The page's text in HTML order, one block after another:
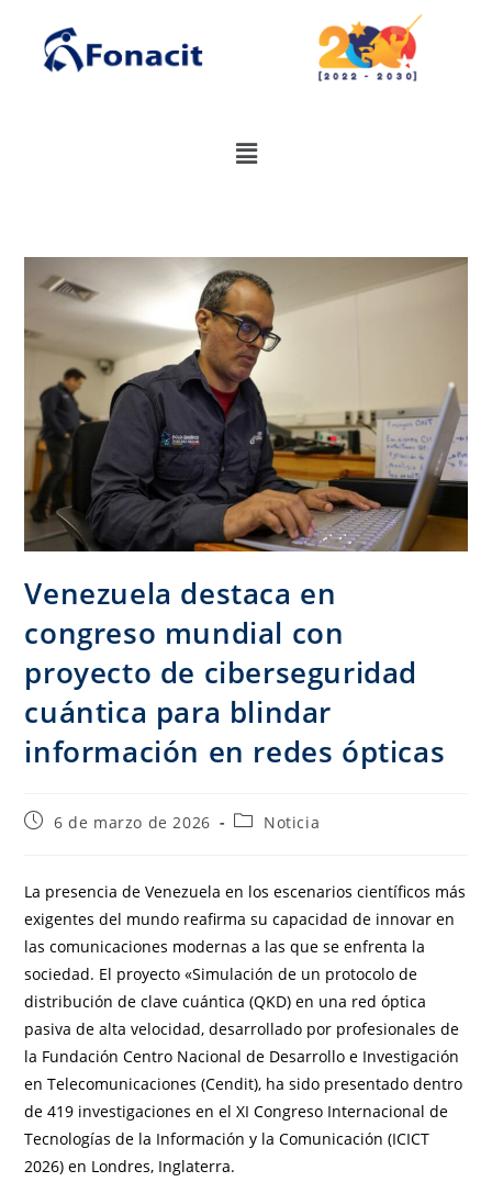
Venezuela destaca en
congreso mundial con
proyecto de ciberseguridad
cuántica para blindar
información en redes ópticas
6 de marzo de 2026 Noticia
La presencia de Venezuela en los escenarios científicos más
exigentes del mundo reafirma su capacidad de innovar en
las comunicaciones modernas a las que se enfrenta la
sociedad. El proyecto «Simulación de un protocolo de
distribución de clave cuántica (QKD) en una red óptica
pasiva de alta velocidad, desarrollado por profesionales de
la Fundación Centro Nacional de Desarrollo e Investigación
en Telecomunicaciones (Cendit), ha sido presentado dentro
de 419 investigaciones en el XI Congreso Internacional de
Tecnologías de la Información y la Comunicación (ICICT
2026) en Londres, Inglaterra.